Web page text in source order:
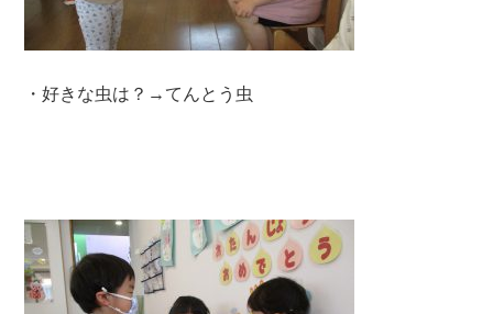
・好きな虫は？→てんとう虫